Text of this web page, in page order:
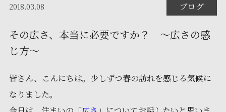
2018.03.08 ブログ
その広さ、本当に必要ですか？ ～広さの感
じ方～
皆さん、こんにちは。少しずつ春の訪れを感じる気候に
なりました。